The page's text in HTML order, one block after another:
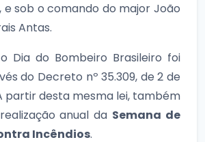
e sob o comando do major João
Antas.
Dia do Bombeiro Brasileiro foi
do Decreto nº 35.309, de 2 de
partir desta mesma lei, também
anual da Semana de
Incêndios.